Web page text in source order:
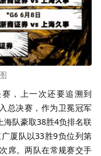
，上一次还要追溯到
总决赛，作为卫冕冠军
海队豪取38胜4负排名联
厦队以33胜9负位列第
席。两队在常规赛交手